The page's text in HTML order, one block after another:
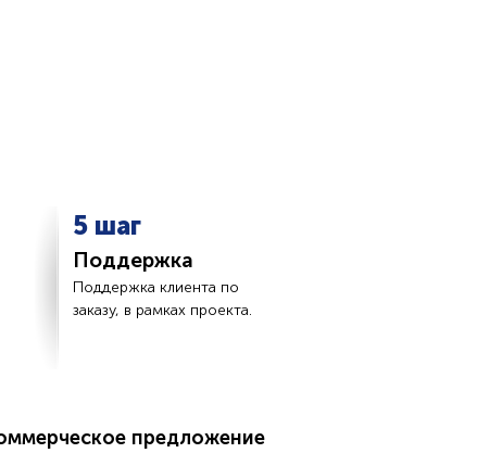
5 шаг
Поддержка
Поддержка клиента по
заказу, в рамках проекта.
предложение